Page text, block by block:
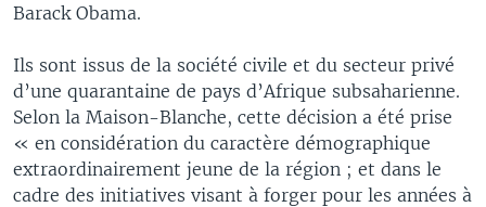
Barack Obama.
Ils sont issus de la société civile et du secteur privé
d’une quarantaine de pays d’Afrique subsaharienne.
Selon la Maison-Blanche, cette décision a été prise
« en considération du caractère démographique
extraordinairement jeune de la région ; et dans le
cadre des initiatives visant à forger pour les années à